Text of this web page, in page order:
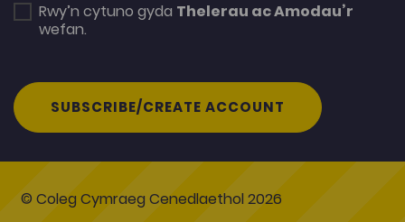
Rwy’n cytuno gyda Thelerau ac Amodau’r
wefan.
SUBSCRIBE/CREATE ACCOUNT
© Coleg Cymraeg Cenedlaethol 2026